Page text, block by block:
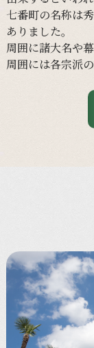
七番町の名称は
ありました。
周囲に諸大名や
周囲には各宗派の